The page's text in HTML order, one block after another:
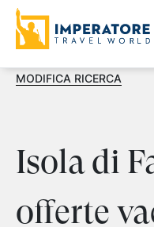
MODIFICA RICERCA
Isola di
offerte